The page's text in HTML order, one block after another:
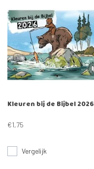
Kleuren bij de Bijbel 2026
€1,75
Vergelijk